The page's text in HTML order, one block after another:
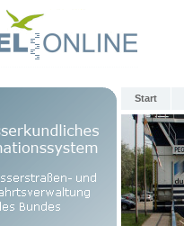
Start